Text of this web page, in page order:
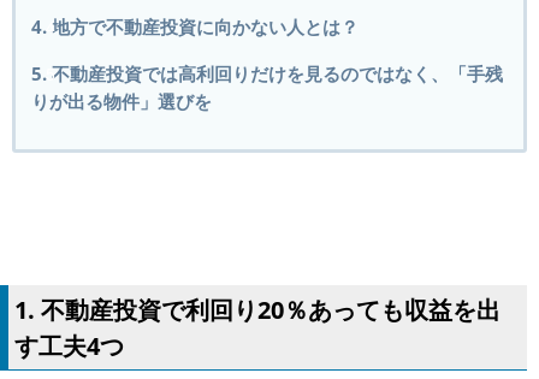
4. 地方で不動産投資に向かない人とは？
5. 不動産投資では高利回りだけを見るのではなく、「手残
りが出る物件」選びを
1. 不動産投資で利回り20％あっても収益を出
す工夫4つ